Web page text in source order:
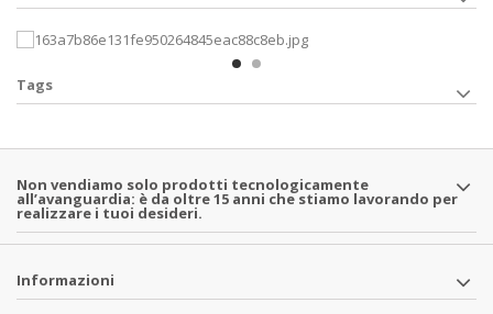
Tags
Non vendiamo solo prodotti tecnologicamente
all’avanguardia: è da oltre 15 anni che stiamo lavorando per
realizzare i tuoi desideri.
Informazioni